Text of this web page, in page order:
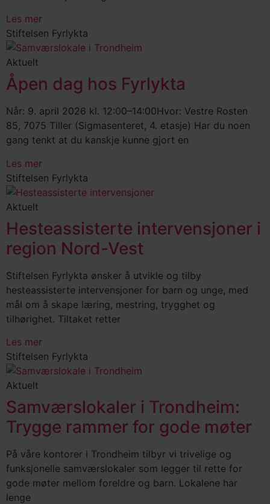
Les mer
Stiftelsen Fyrlykta
Aktuelt
Åpen dag hos Fyrlykta
Når: 9. april 2026 kl. 12:00–14:00Hvor: Vestre Rosten
85, 7075 Tiller (Sigmasenteret, 4. etasje) Har du noen
gang tenkt at du kanskje kunne gjort en
Les mer
Stiftelsen Fyrlykta
Aktuelt
Hesteassisterte intervensjoner i
region Nord-Vest
Stiftelsen Fyrlykta ønsker å utvikle og tilby
hesteassisterte intervensjoner for barn og unge, med
mål om å skape læring, mestring, trygghet og
tilhørighet. Tiltaket retter
Les mer
Stiftelsen Fyrlykta
Aktuelt
Samværslokaler i Trondheim:
Trygge rammer for gode møter
På våre kontorer i Trondheim tilbyr vi trivelige og
funksjonelle samværslokaler som legger til rette for
gode møter mellom foreldre og barn. Lokalene har
lenge